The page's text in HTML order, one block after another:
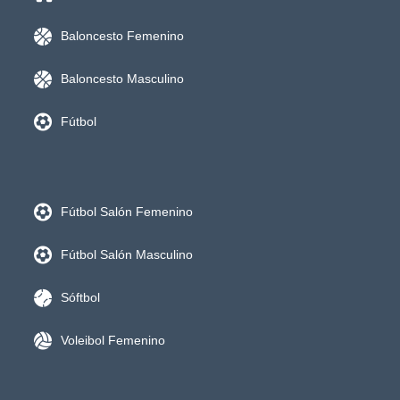
Baloncesto Femenino
Baloncesto Masculino
Fútbol
Fútbol Salón Femenino
Fútbol Salón Masculino
Sóftbol
Voleibol Femenino